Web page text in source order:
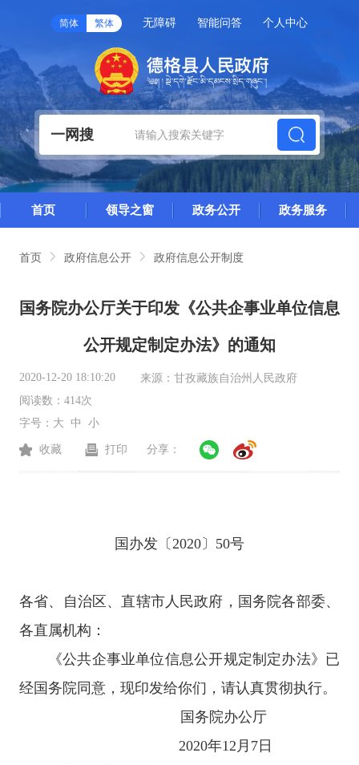
简体 繁体 无障碍 智能问答 个人中心
一网搜
首页 领导之窗 政务公开 政务服务
首页 政府信息公开 政府信息公开制度
国务院办公厅关于印发《公共企事业单位信息
公开规定制定办法》的通知
2020-12-20 18:10:20 来源： 甘孜藏族自治州人民政府
阅读数： 414次
字号： 大 中 小
收藏 打印 分享：
国办发〔2020〕50号
各省、自治区、直辖市人民政府，国务院各部委、
各直属机构：
《公共企事业单位信息公开规定制定办法》已
经国务院同意，现印发给你们，请认真贯彻执行。
国务院办公厅
2020年12月7日